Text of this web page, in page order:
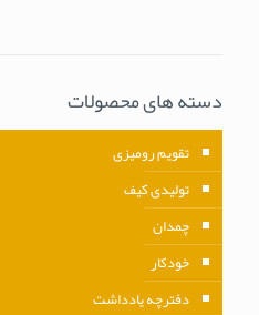
دسته های محصولات
تقویم رومیزی
تولیدی کیف
چمدان
خودکار
دفترچه یادداشت